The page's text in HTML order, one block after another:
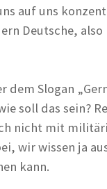
auf uns
Deutsche,
Slogan
soll das sein?
nicht mit
wir wissen ja
kann.